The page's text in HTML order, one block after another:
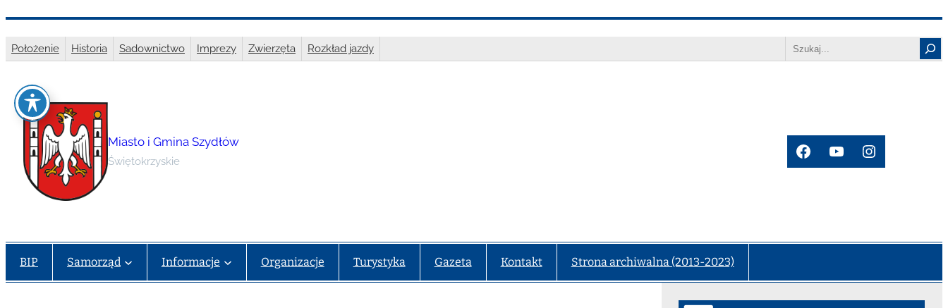
do
Położenie Historia Sadownictwo Imprezy Zwierzęta Rozkład jazdy Search
Miasto i Gmina Szydłów
Świętokrzyskie
Facebook
YouTubeInstagram
BIP Samorząd Informacje Organizacje Turystyka Gazeta Kontakt Strona archiwalna (2013-2023)